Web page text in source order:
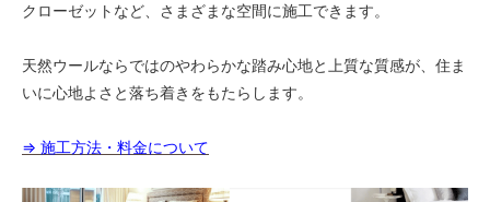
クローゼットなど、さまざまな空間に施工できます。
天然ウールならではのやわらかな踏み心地と上質な質感が、住ま
いに心地よさと落ち着きをもたらします。
⇒ 施工方法・料金について